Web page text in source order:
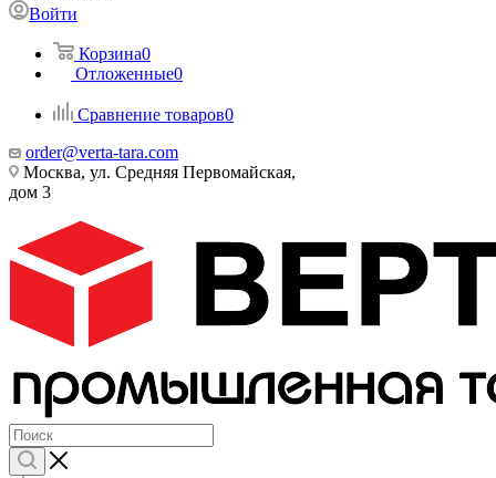
Войти
Корзина0
Отложенные0
Сравнение товаров0
order@verta-tara.com
Москва, ул. Средняя Первомайская,
дом 3